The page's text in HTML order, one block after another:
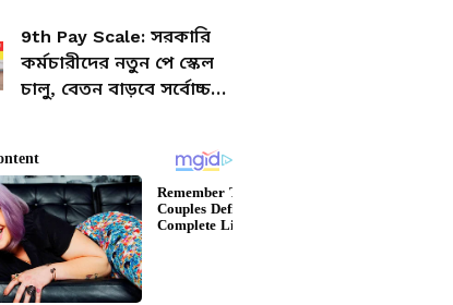
বাংলাদেশের প্রাক্তন প্রধানমন্ত্রী
9th Pay Scale: সরকারি
কর্মচারীদের নতুন পে স্কেল
চালু, বেতন বাড়বে সর্বোচ্চ